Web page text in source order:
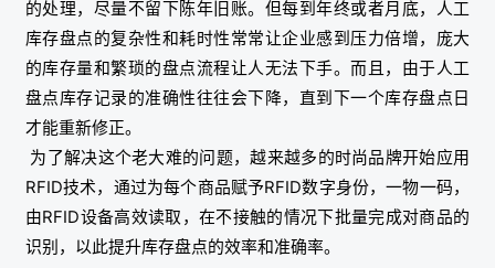
的处理，尽量不留下陈年旧账。但每到年终或者月底，人工
库存盘点的复杂性和耗时性常常让企业感到压力倍增，庞大
的库存量和繁琐的盘点流程让人无法下手。而且，由于人工
盘点库存记录的准确性往往会下降，直到下一个库存盘点日
才能重新修正。
为了解决这个老大难的问题，越来越多的时尚品牌开始应用
RFID技术，通过为每个商品赋予RFID数字身份，一物一码，
由RFID设备高效读取，在不接触的情况下批量完成对商品的
识别，以此提升库存盘点的效率和准确率。